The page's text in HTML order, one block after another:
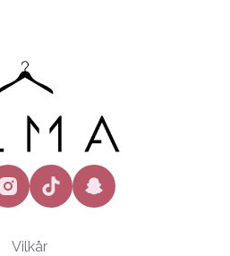
instagramtiktok snapchat
Vilkår